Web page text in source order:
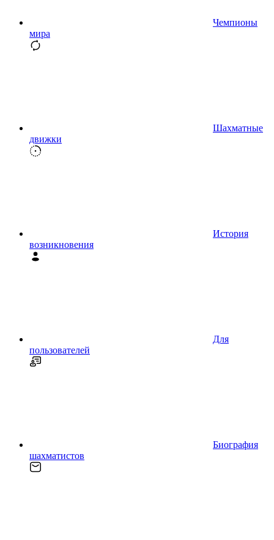
Чемпионы
мира
Шахматные
движки
История
возникновения
Для
пользователей
Биография
шахматистов